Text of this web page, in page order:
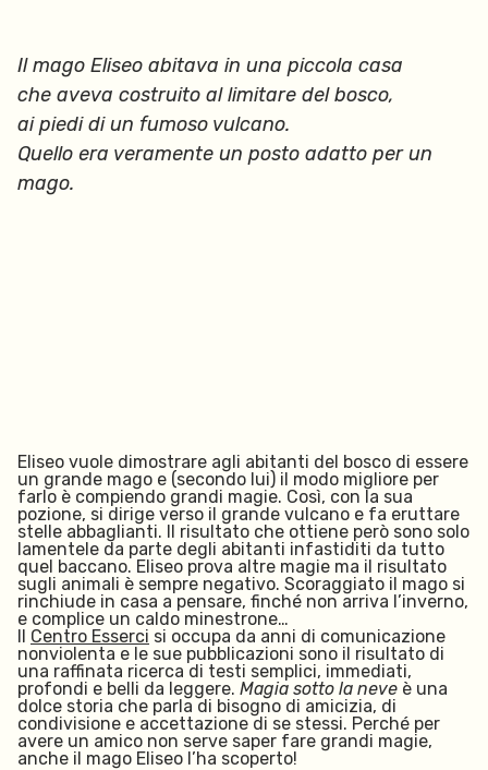
Il mago Eliseo abitava in una piccola casa
che aveva costruito al limitare del bosco,
ai piedi di un fumoso vulcano.
Quello era veramente un posto adatto per un
mago.
Eliseo vuole dimostrare agli abitanti del bosco di essere
un grande mago e (secondo lui) il modo migliore per
farlo è compiendo grandi magie. Così, con la sua
pozione, si dirige verso il grande vulcano e fa eruttare
stelle abbaglianti. Il risultato che ottiene però sono solo
lamentele da parte degli abitanti infastiditi da tutto
quel baccano. Eliseo prova altre magie ma il risultato
sugli animali è sempre negativo. Scoraggiato il mago si
rinchiude in casa a pensare, finché non arriva l’inverno,
e complice un caldo minestrone…
Il Centro Esserci si occupa da anni di comunicazione
nonviolenta e le sue pubblicazioni sono il risultato di
una raffinata ricerca di testi semplici, immediati,
profondi e belli da leggere. Magia sotto la neve è una
dolce storia che parla di bisogno di amicizia, di
condivisione e accettazione di se stessi. Perché per
avere un amico non serve saper fare grandi magie,
anche il mago Eliseo l’ha scoperto!